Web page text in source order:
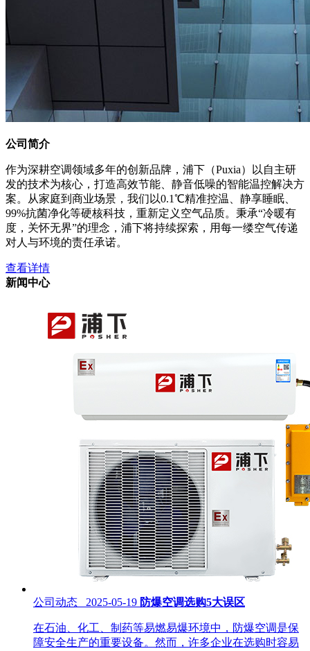
公司简介
作为深耕空调领域多年的创新品牌，浦下（Puxia）以自主研
发的技术为核心，打造高效节能、静音低噪的智能温控解决方
案。从家庭到商业场景，我们以0.1℃精准控温、静享睡眠、
99%抗菌净化等硬核科技，重新定义空气品质。秉承“冷暖有
度，关怀无界”的理念，浦下将持续探索，用每一缕空气传递
对人与环境的责任承诺。
查看详情
新闻中心
公司动态 2025-05-19 防爆空调选购5大误区
在石油、化工、制药等易燃易爆环境中，防爆空调是保
障安全生产的重要设备。然而，许多企业在选购时容易